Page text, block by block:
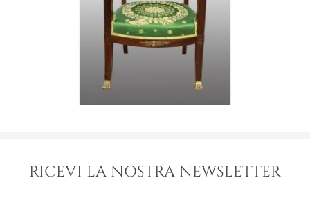
RICEVI LA NOSTRA NEWSLETTER